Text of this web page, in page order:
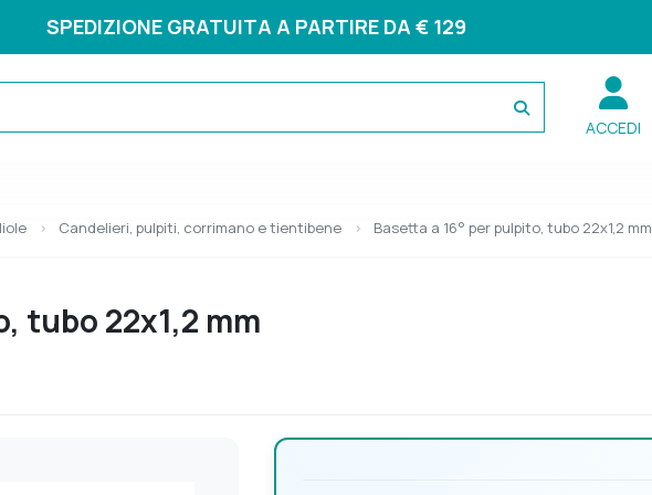
SPEDIZIONE GRATUITA A PARTIRE DA € 129
ACCEDI
Candelieri, pulpiti, corrimano e tientibene Basetta a 16° per pulpito, tubo 22x1,2 mm
tubo 22x1,2 mm